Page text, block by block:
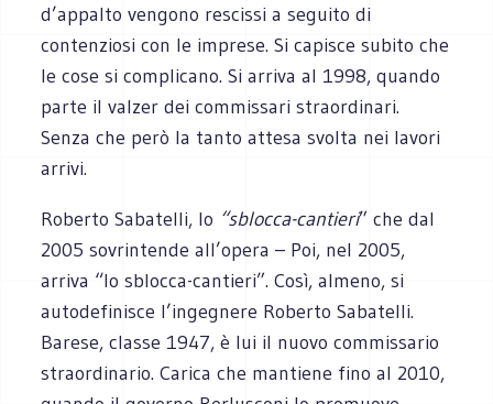
d’appalto vengono rescissi a seguito di
contenziosi con le imprese. Si capisce subito che
le cose si complicano. Si arriva al 1998, quando
parte il valzer dei commissari straordinari.
Senza che però la tanto attesa svolta nei lavori
arrivi.
Roberto Sabatelli, lo “sblocca-cantieri” che dal
2005 sovrintende all’opera – Poi, nel 2005,
arriva “lo sblocca-cantieri”. Così, almeno, si
autodefinisce l’ingegnere Roberto Sabatelli.
Barese, classe 1947, è lui il nuovo commissario
straordinario. Carica che mantiene fino al 2010,